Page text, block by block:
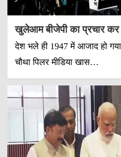
खुलेआम बीजेपी का प्रचार कर
देश भले ही 1947 में आजाद हो
चौथा पिलर मीडिया खास…